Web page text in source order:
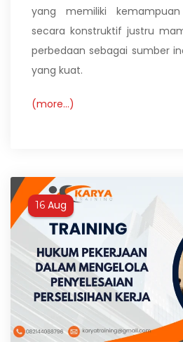
yang memiliki
secara konstruktif justru
perbedaan sebagai sumber
yang kuat.
(more…)
16 Aug